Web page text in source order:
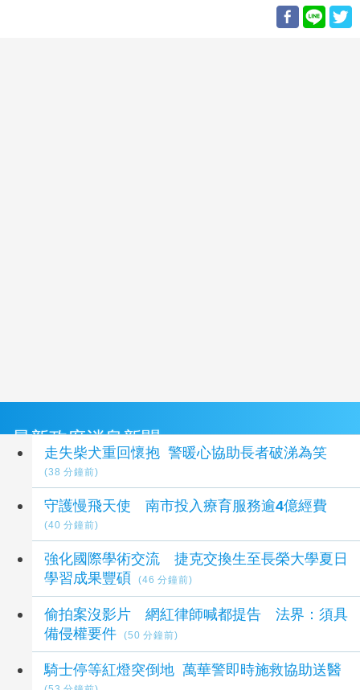
最新政府消息新聞
走失柴犬重回懷抱 警暖心協助長者破涕為笑
(38 分鐘前)
守護慢飛天使 南市投入療育服務逾4億經費
(40 分鐘前)
強化國際學術交流 捷克交換生至長榮大學夏日
學習成果豐碩
(46 分鐘前)
偷拍案沒影片 網紅律師喊都提告 法界：須具
備侵權要件
(50 分鐘前)
騎士停等紅燈突倒地 萬華警即時施救協助送醫